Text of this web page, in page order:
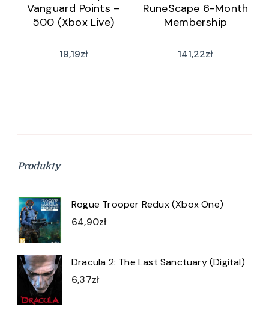
Vanguard Points –
500 (Xbox Live)
19,19zł
RuneScape 6-Month
Membership
141,22zł
Produkty
Rogue Trooper Redux (Xbox One)
64,90zł
Dracula 2: The Last Sanctuary (Digital)
6,37zł